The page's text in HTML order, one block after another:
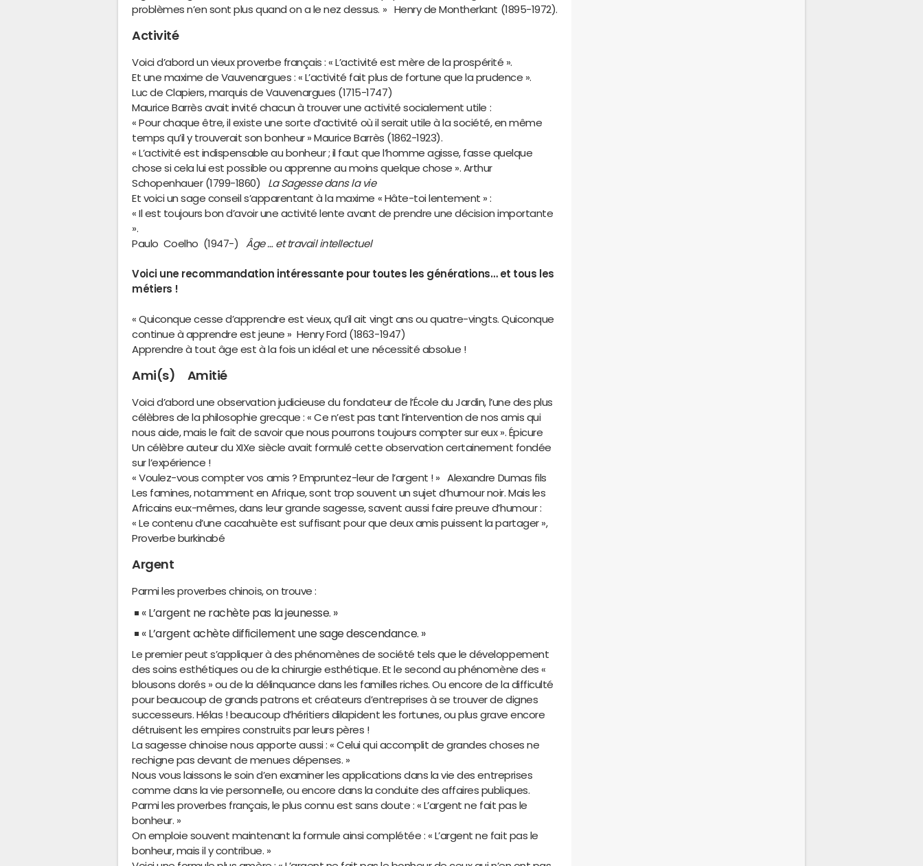
problèmes n’en sont plus quand on a le nez dessus. » Henry de Montherlant (1895-1972).
Activité
Voici d’abord un vieux proverbe français : « L’activité est mère de la prospérité ».
Et une maxime de Vauvenargues : « L’activité fait plus de fortune que la prudence ».
Luc de Clapiers, marquis de Vauvenargues (1715-1747)
Maurice Barrès avait invité chacun à trouver une activité socialement utile :
« Pour chaque être, il existe une sorte d’activité où il serait utile à la société, en même
temps qu’il y trouverait son bonheur » Maurice Barrès (1862-1923).
« L’activité est indispensable au bonheur ; il faut que l’homme agisse, fasse quelque
chose si cela lui est possible ou apprenne au moins quelque chose ». Arthur
Schopenhauer (1799-1860)
La Sagesse dans la vie
Et voici un sage conseil s’apparentant à la maxime « Hâte-toi lentement » :
« Il est toujours bon d’avoir une activité lente avant de prendre une décision importante
».
Paulo Coelho (1947-) Âge … et travail intellectuel
Voici une recommandation intéressante pour toutes les générations… et tous les
métiers !
« Quiconque cesse d’apprendre est vieux, qu’il ait vingt ans ou quatre-vingts. Quiconque
continue à apprendre est jeune » Henry Ford (1863-1947)
Apprendre à tout âge est à la fois un idéal et une nécessité absolue !
Ami(s) Amitié
Voici d’abord une observation judicieuse du fondateur de l’École du Jardin, l’une des plus
célèbres de la philosophie grecque : « Ce n’est pas tant l’intervention de nos amis qui
nous aide, mais le fait de savoir que nous pourrons toujours compter sur eux ». Épicure
Un célèbre auteur du XIXe siècle avait formulé cette observation certainement fondée
sur l’expérience !
« Voulez-vous compter vos amis ? Empruntez-leur de l’argent ! » Alexandre Dumas fils
Les famines, notamment en Afrique, sont trop souvent un sujet d’humour noir. Mais les
Africains eux-mêmes, dans leur grande sagesse, savent aussi faire preuve d’humour :
« Le contenu d’une cacahuète est suffisant pour que deux amis puissent la partager »,
Proverbe burkinabé
Argent
Parmi les proverbes chinois, on trouve :
« L’argent ne rachète pas la jeunesse. »
« L’argent achète difficilement une sage descendance. »
Le premier peut s’appliquer à des phénomènes de société tels que le développement
des soins esthétiques ou de la chirurgie esthétique. Et le second au phénomène des «
blousons dorés » ou de la délinquance dans les familles riches. Ou encore de la difficulté
pour beaucoup de grands patrons et créateurs d’entreprises à se trouver de dignes
successeurs. Hélas ! beaucoup d’héritiers dilapident les fortunes, ou plus grave encore
détruisent les empires construits par leurs pères !
La sagesse chinoise nous apporte aussi : « Celui qui accomplit de grandes choses ne
rechigne pas devant de menues dépenses. »
Nous vous laissons le soin d’en examiner les applications dans la vie des entreprises
comme dans la vie personnelle, ou encore dans la conduite des affaires publiques.
Parmi les proverbes français, le plus connu est sans doute : « L’argent ne fait pas le
bonheur. »
On emploie souvent maintenant la formule ainsi complétée : « L’argent ne fait pas le
bonheur, mais il y contribue. »